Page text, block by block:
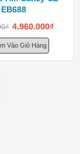
EB688
₫ 4.960.000₫
Vào Giỏ Hàng